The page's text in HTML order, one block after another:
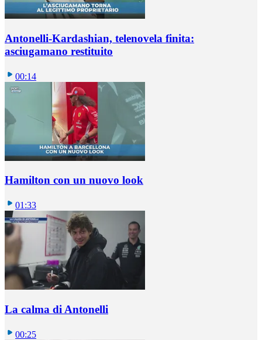
Antonelli-Kardashian, telenovela finita:
asciugamano restituito
00:14
Hamilton con un nuovo look
01:33
La calma di Antonelli
00:25